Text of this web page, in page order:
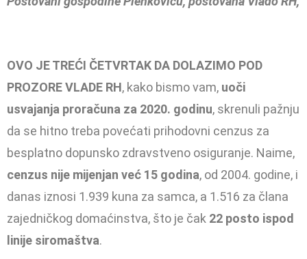
OVO JE TREĆI ČETVRTAK DA DOLAZIMO POD
PROZORE VLADE RH, kako bismo vam, uoči
usvajanja proračuna za 2020. godinu, skrenuli pažnju
da se hitno treba povećati prihodovni cenzus za
besplatno dopunsko zdravstveno osiguranje. Naime,
cenzus nije mijenjan već 15 godina, od 2004. godine, i
danas iznosi 1.939 kuna za samca, a 1.516 za člana
zajedničkog domaćinstva, što je čak 22 posto ispod
linije siromaštva.